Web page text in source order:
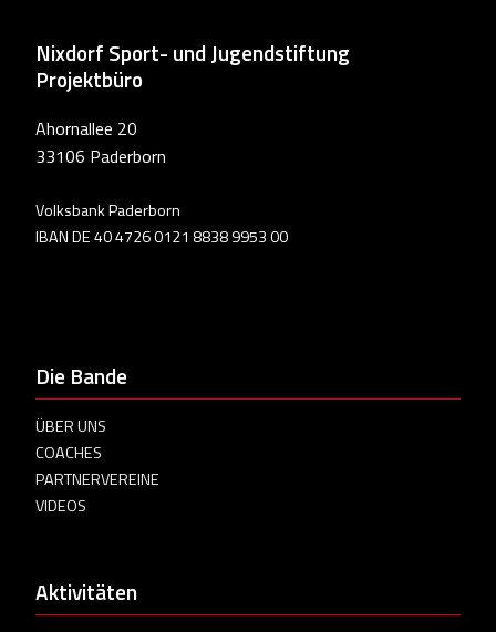
Nixdorf Sport- und Jugendstiftung
Projektbüro
Ahornallee 20
33106 Paderborn
Volksbank Paderborn
IBAN DE 40 4726 0121 8838 9953 00
Die Bande
ÜBER UNS
COACHES
PARTNERVEREINE
VIDEOS
Aktivitäten